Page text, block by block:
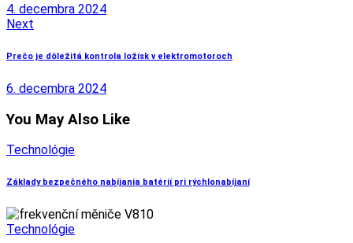
4. decembra 2024
Next
Prečo je dôležitá kontrola ložísk v elektromotoroch
6. decembra 2024
You May Also Like
Technológie
Základy bezpečného nabíjania batérií pri rýchlonabíjaní
Technológie